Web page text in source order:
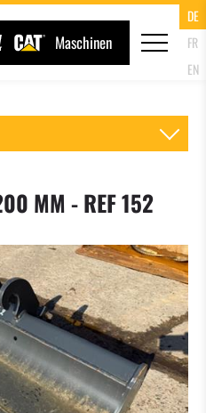
Maschinen
DE
FR
EN
MM - REF 152